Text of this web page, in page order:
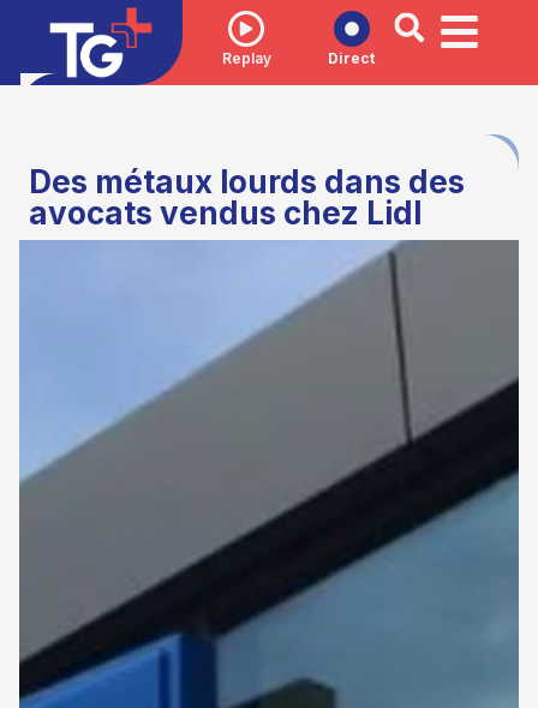
Replay Direct
Des métaux lourds dans des
avocats vendus chez Lidl